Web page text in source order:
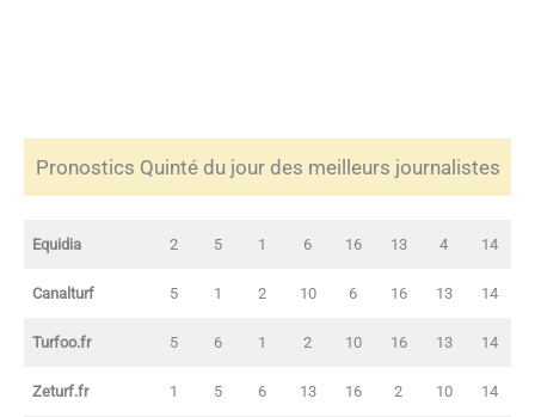
Pronostics Quinté du jour des meilleurs journalistes
Equidia 2 5 1 6 16 13 4 14
Canalturf 5 1 2 10 6 16 13 14
Turfoo.fr 5 6 1 2 10 16 13 14
Zeturf.fr 1 5 6 13 16 2 10 14